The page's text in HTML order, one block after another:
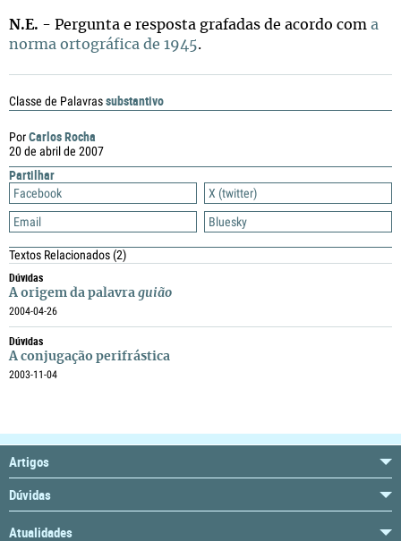
PorCarlos Rocha
20 de abril de 2007
Partilhar
Facebook
X (twitter)
Email
Bluesky
Textos Relacionados(2)
Dúvidas
A origem da palavra guião
2004-04-26
Dúvidas
A conjugação perifrástica
2003-11-04
N.E. - Pergunta e resposta grafadas de acordo com a
norma ortográfica de 1945.
Classe de Palavrassubstantivo
Artigos
Dúvidas
Atualidades